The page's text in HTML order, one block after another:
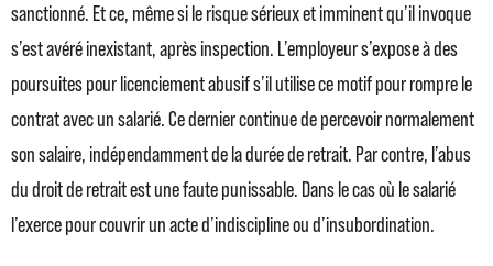
sanctionné. Et ce, même si le risque sérieux et imminent qu’il invoque
s’est avéré inexistant, après inspection. L’employeur s’expose à des
poursuites pour licenciement abusif s’il utilise ce motif pour rompre le
contrat avec un salarié. Ce dernier continue de percevoir normalement
son salaire, indépendamment de la durée de retrait. Par contre, l’abus
du droit de retrait est une faute punissable. Dans le cas où le salarié
l’exerce pour couvrir un acte d’indiscipline ou d’insubordination.